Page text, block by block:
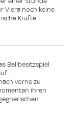
Viera noch keine
Kräfte
Ballbesitzspiel
vorne zu
ihren